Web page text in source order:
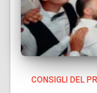
CONSIGLI DEL